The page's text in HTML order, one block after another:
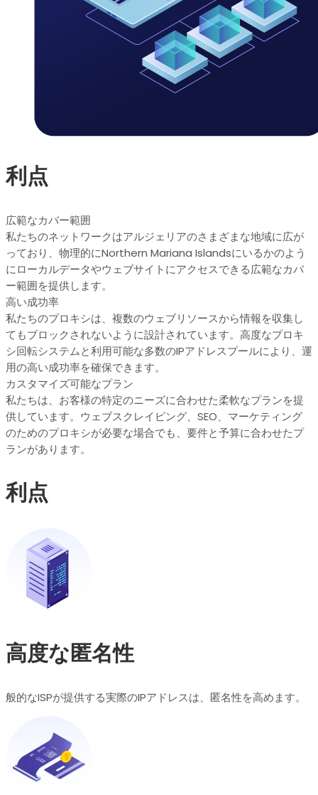
利点
広範なカバー範囲
私たちのネットワークはアルジェリアのさまざまな地域に広が
っており、物理的にNorthern Mariana Islandsにいるかのよう
にローカルデータやウェブサイトにアクセスできる広範なカバ
ー範囲を提供します。
高い成功率
私たちのプロキシは、複数のウェブリソースから情報を収集し
てもブロックされないように設計されています。高度なプロキ
シ回転システムと利用可能な多数のIPアドレスプールにより、運
用の高い成功率を確保できます。
カスタマイズ可能なプラン
私たちは、お客様の特定のニーズに合わせた柔軟なプランを提
供しています。ウェブスクレイピング、SEO、マーケティング
のためのプロキシが必要な場合でも、要件と予算に合わせたプ
ランがあります。
利点
高度な匿名性
般的なISPが提供する実際のIPアドレスは、匿名性を高めます。